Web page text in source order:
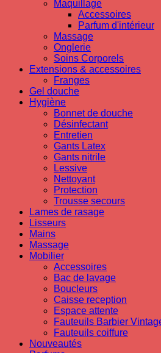
Maquillage
Accessoires
Parfum d'intérieur
Massage
Onglerie
Soins Corporels
Extensions & accessoires
Franges
Gel douche
Hygiène
Bonnet de douche
Désinfectant
Entretien
Gants Latex
Gants nitrile
Lessive
Nettoyant
Protection
Trousse secours
Lames de rasage
Lisseurs
Mains
Massage
Mobilier
Accessoires
Bac de lavage
Boucleurs
Caisse reception
Espace attente
Fauteuils Barbier
Fauteuils coiffure
Nouveautés